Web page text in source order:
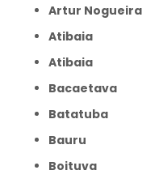
Artur Nogueira
Atibaia
Atibaia
Bacaetava
Batatuba
Bauru
Boituva